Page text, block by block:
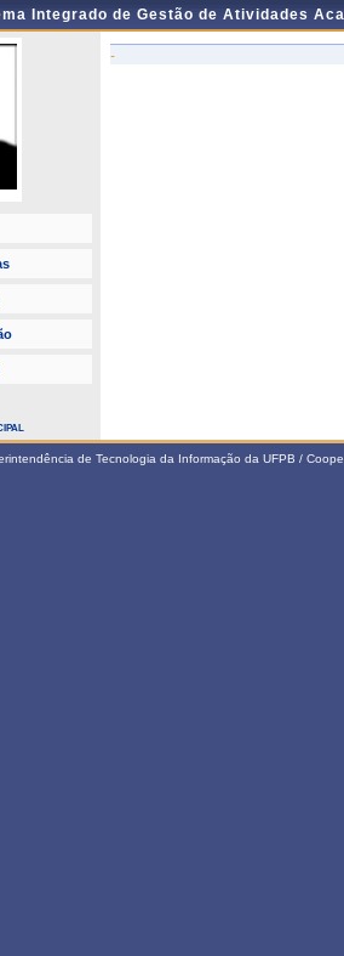
Integrado de Gestão de Atividades
-
de Tecnologia da Informação da UFPB /